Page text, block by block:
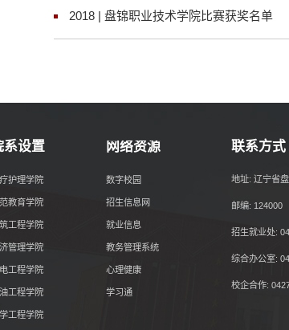
2018 | 盘锦职业技术学院比赛获奖名单
系设置
护理学院
教育学院
工程学院
管理学院
工程学院
工程学院
工程学院
网络资源
数字校园
招生信息网
就业信息
教务管理系统
心理健康
学习通
联系方式
地址: 辽宁省
邮编: 124000
招生就业处:
综合办公室:
校企合作: